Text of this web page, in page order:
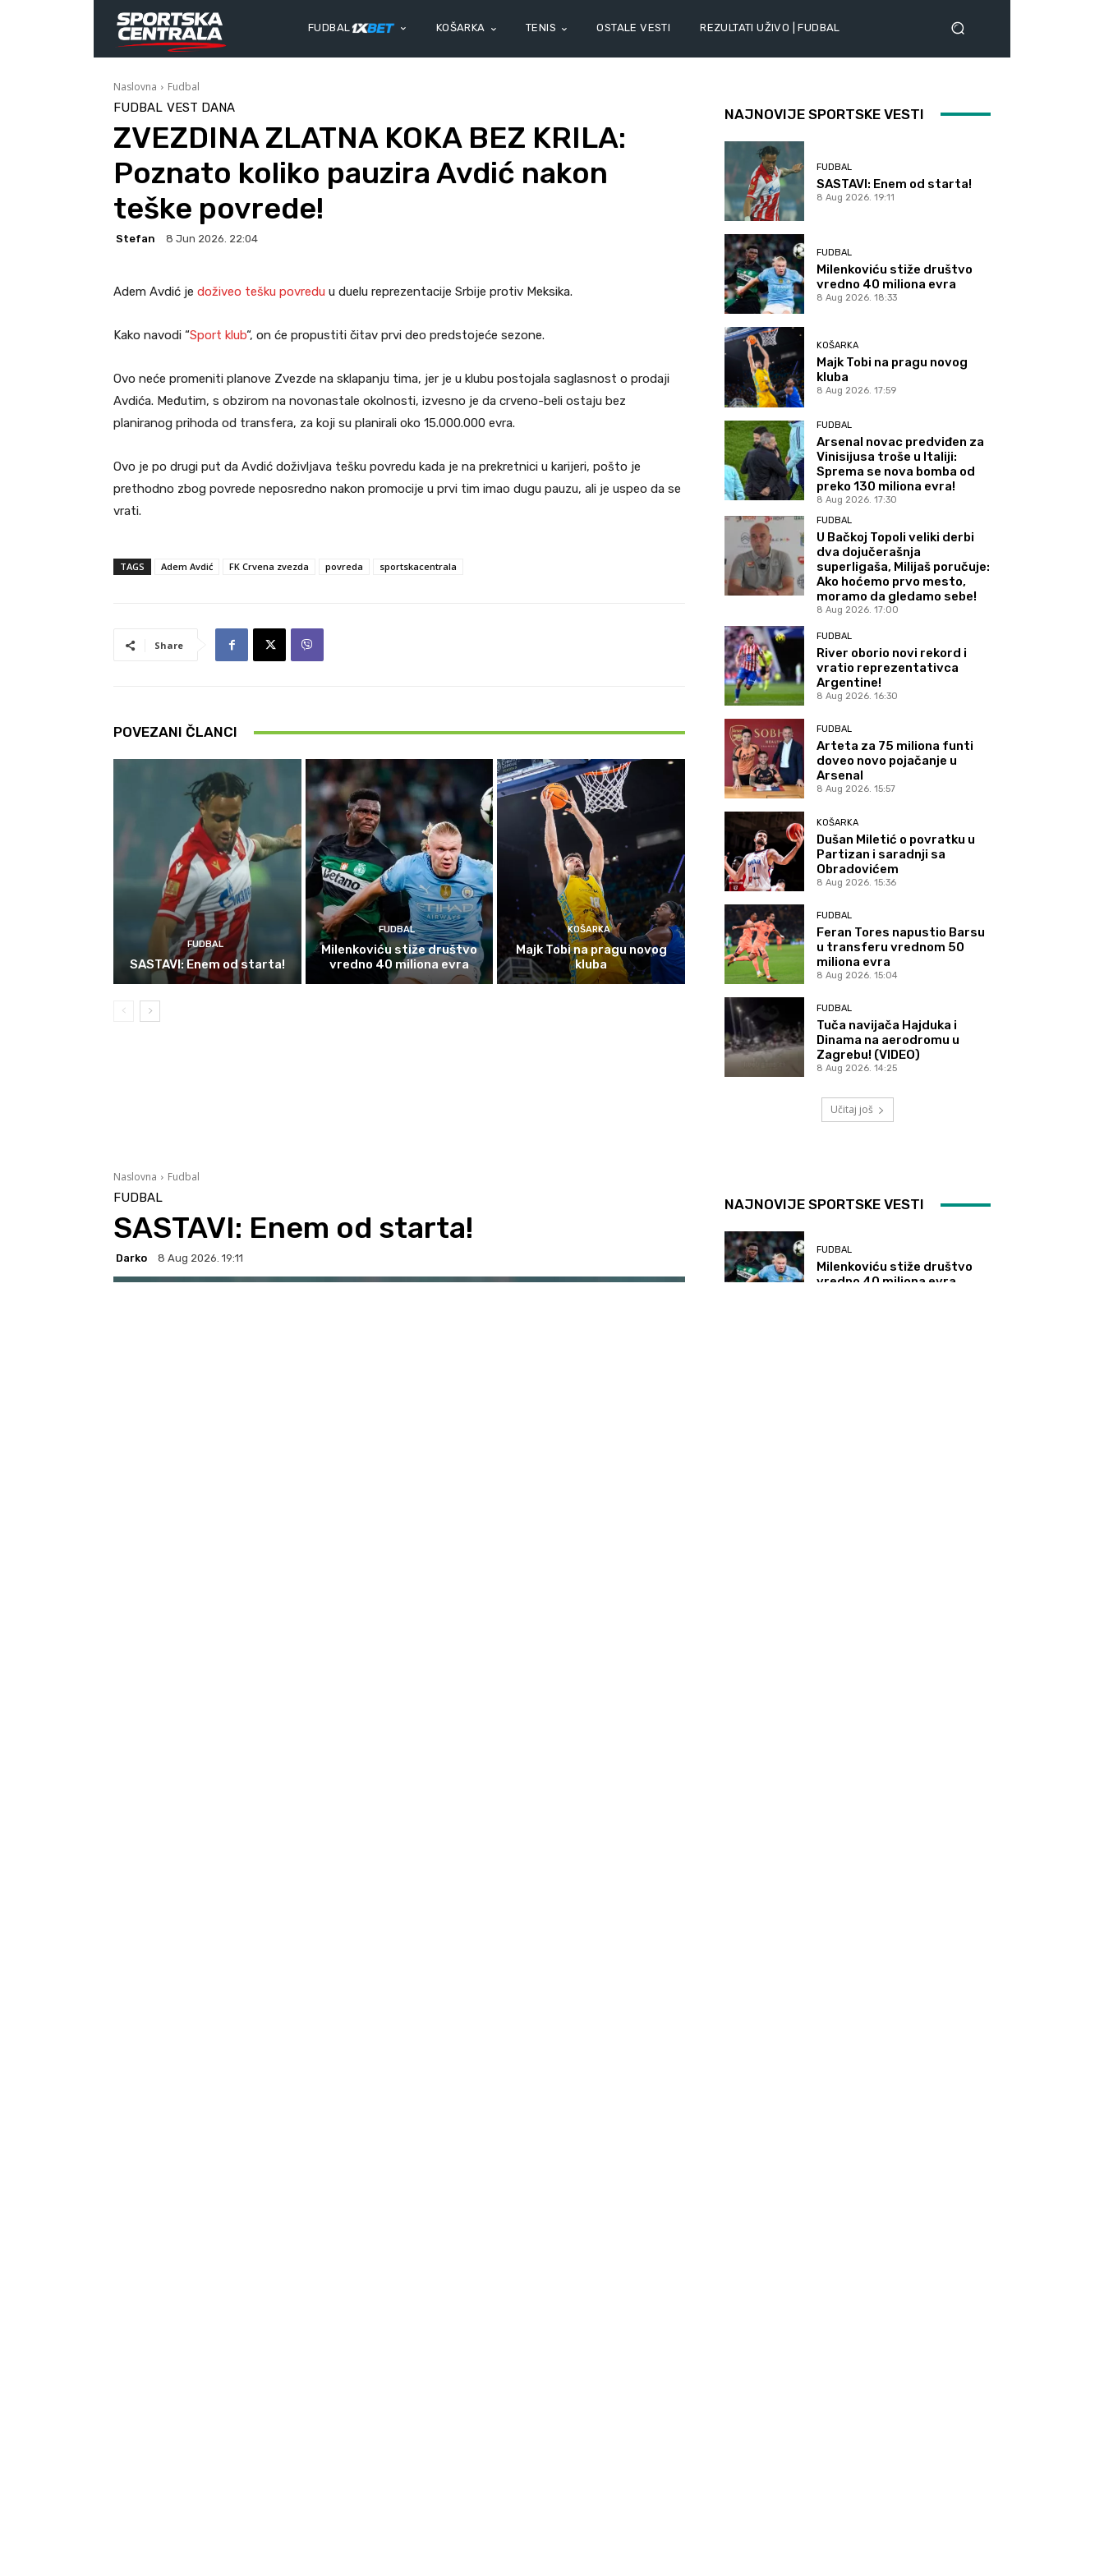
FUDBAL KOŠARKA TENIS OSTALE VESTI REZULTATI UŽIVO | FUDBAL
Naslovna Fudbal
FUDBAL VEST DANA
ZVEZDINA ZLATNA KOKA BEZ KRILA:
Poznato koliko pauzira Avdić nakon
teške povrede!
Stefan 8 Jun 2026. 22:04
Adem Avdić je doživeo tešku povredu u duelu reprezentacije Srbije protiv Meksika.
Kako navodi “Sport klub“, on će propustiti čitav prvi deo predstojeće sezone.
Ovo neće promeniti planove Zvezde na sklapanju tima, jer je u klubu postojala saglasnost o prodaji
Avdića. Međutim, s obzirom na novonastale okolnosti, izvesno je da crveno-beli ostaju bez
planiranog prihoda od transfera, za koji su planirali oko 15.000.000 evra.
Ovo je po drugi put da Avdić doživljava tešku povredu kada je na prekretnici u karijeri, pošto je
prethodno zbog povrede neposredno nakon promocije u prvi tim imao dugu pauzu, ali je uspeo da se
vrati.
TAGS Adem Avdić FK Crvena zvezda povreda sportskacentrala
Share
POVEZANI ČLANCI
FUDBAL
SASTAVI: Enem od starta!
FUDBAL
Milenkoviću stiže društvo
vredno 40 miliona evra
KOŠARKA
Majk Tobi na pragu novog
kluba
NAJNOVIJE SPORTSKE VESTI
FUDBAL
SASTAVI: Enem od starta!
8 Aug 2026. 19:11
FUDBAL
Milenkoviću stiže društvo
vredno 40 miliona evra
8 Aug 2026. 18:33
KOŠARKA
Majk Tobi na pragu novog
kluba
8 Aug 2026. 17:59
FUDBAL
Arsenal novac predviđen za
Vinisijusa troše u Italiji:
Sprema se nova bomba od
preko 130 miliona evra!
8 Aug 2026. 17:30
FUDBAL
U Bačkoj Topoli veliki derbi
dva dojučerašnja
superligaša, Milijaš poručuje:
Ako hoćemo prvo mesto,
moramo da gledamo sebe!
8 Aug 2026. 17:00
FUDBAL
River oborio novi rekord i
vratio reprezentativca
Argentine!
8 Aug 2026. 16:30
FUDBAL
Arteta za 75 miliona funti
doveo novo pojačanje u
Arsenal
8 Aug 2026. 15:57
KOŠARKA
Dušan Miletić o povratku u
Partizan i saradnji sa
Obradovićem
8 Aug 2026. 15:36
FUDBAL
Feran Tores napustio Barsu
u transferu vrednom 50
miliona evra
8 Aug 2026. 15:04
FUDBAL
Tuča navijača Hajduka i
Dinama na aerodromu u
Zagrebu! (VIDEO)
8 Aug 2026. 14:25
Učitaj još